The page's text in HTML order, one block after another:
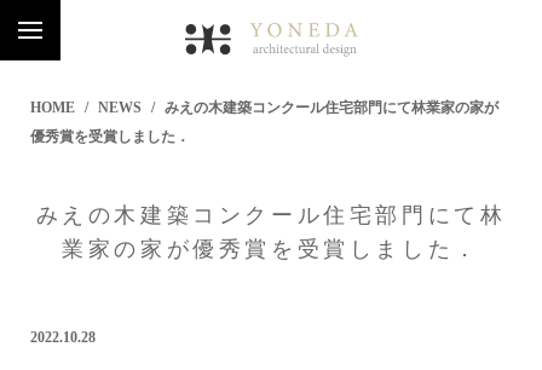
HOME NEWS
みえの木建築コンクール住宅部門にて林業家の家が
優秀賞を受賞しました．
みえの木建築コンクール住宅部門にて林
業家の家が優秀賞を受賞しました．
2022.10.28